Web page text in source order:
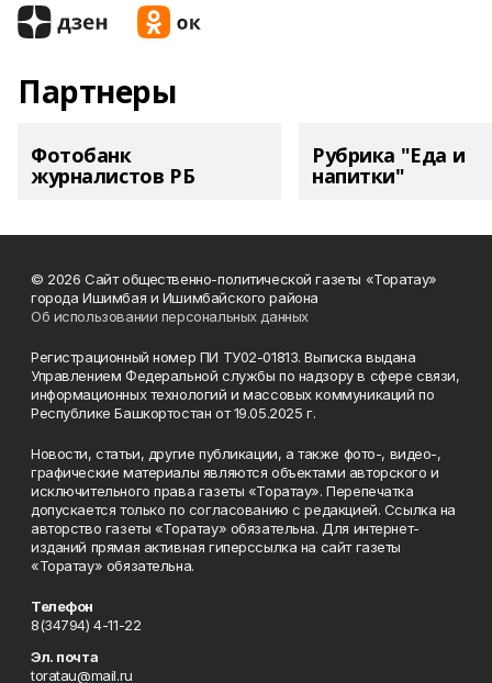
Партнеры
Фотобанк
журналистов РБ
Рубрика "Еда и
напитки"
© 2026 Сайт общественно-политической газеты «Торатау»
города Ишимбая и Ишимбайского района
Об использовании персональных данных
Регистрационный номер ПИ ТУ02-01813. Выписка выдана
Управлением Федеральной службы по надзору в сфере связи,
информационных технологий и массовых коммуникаций по
Республике Башкортостан от 19.05.2025 г.
Новости, статьи, другие публикации, а также фото-, видео-,
графические материалы являются объектами авторского и
исключительного права газеты «Торатау». Перепечатка
допускается только по согласованию с редакцией. Ссылка на
авторство газеты «Торатау» обязательна. Для интернет-
изданий прямая активная гиперссылка на сайт газеты
«Торатау» обязательна.
Телефон
8(34794) 4-11-22
Эл. почта
toratau@mail.ru